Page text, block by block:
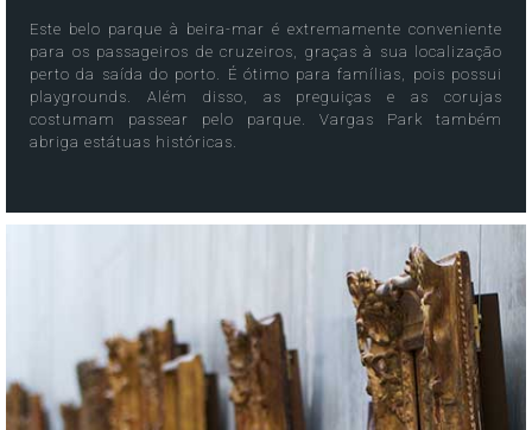
Este belo parque à beira-mar é extremamente conveniente
para os passageiros de cruzeiros, graças à sua localização
perto da saída do porto. É ótimo para famílias, pois possui
playgrounds. Além disso, as preguiças e as corujas
costumam passear pelo parque. Vargas Park também
abriga estátuas históricas.